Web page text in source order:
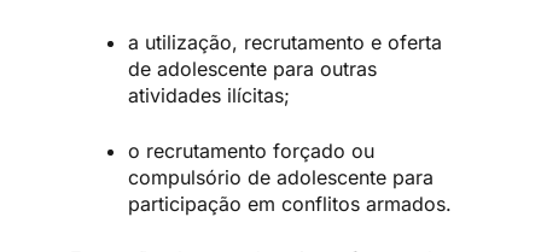
a utilização, recrutamento e oferta
de adolescente para outras
atividades ilícitas;
o recrutamento forçado ou
compulsório de adolescente para
participação em conflitos armados.